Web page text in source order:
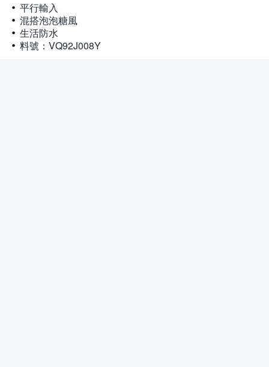
平行輸入
混搭泡泡糖風
生活防水
料號：VQ92J008Y